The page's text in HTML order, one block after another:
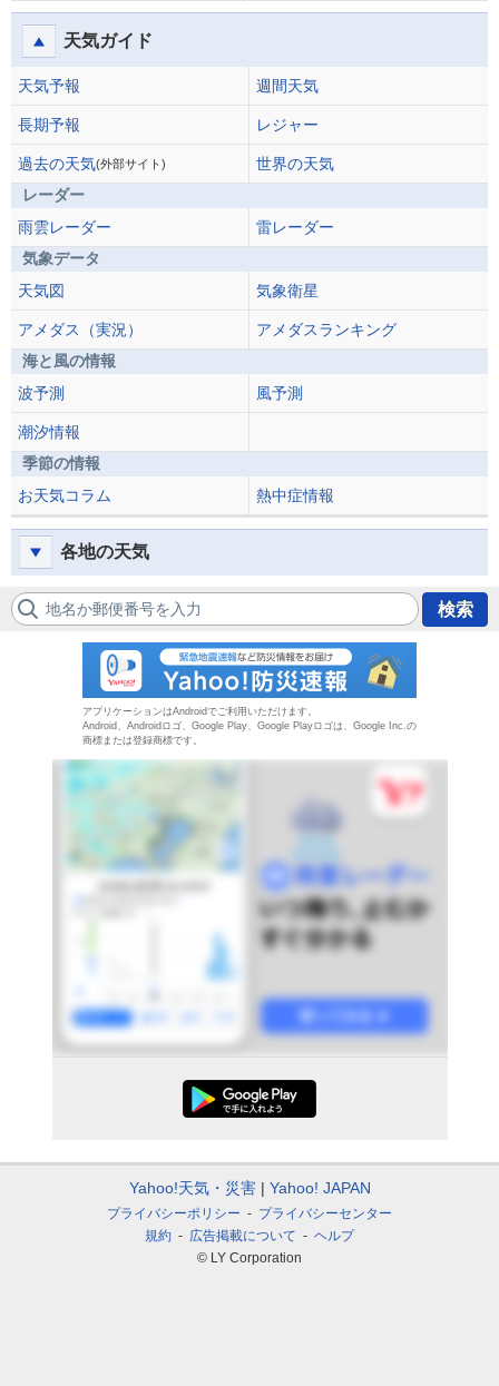
天気ガイド
天気予報 週間天気
長期予報 レジャー
過去の天気(外部サイト)
世界の天気
レーダー
雨雲レーダー
雷レーダー
気象データ
天気図
気象衛星
アメダス（実況）
アメダスランキング
海と風の情報
波予測
風予測
潮汐情報
季節の情報
お天気コラム
熱中症情報
各地の天気
地名か郵便番号を入力 検索
アプリケーションはAndroidでご利用いただけます。
Android、Androidロゴ、Google Play、Google Playロゴは、Google Inc.の
商標または登録商標です。
Yahoo!天気・災害 Yahoo! JAPAN
プライバシーポリシー
プライバシーセンター
規約
広告掲載について
ヘルプ
© LY Corporation